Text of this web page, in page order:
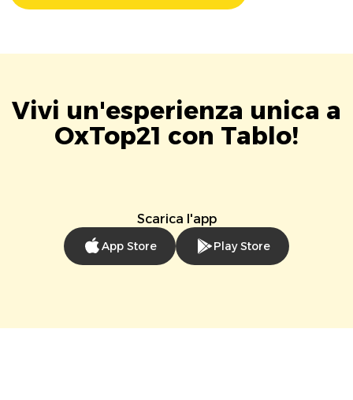
Vivi un'esperienza unica a
OxTop21 con Tablo!
Scarica l'app
App Store Play Store